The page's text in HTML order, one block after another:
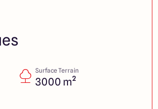
Surface Terrain
3000 m²